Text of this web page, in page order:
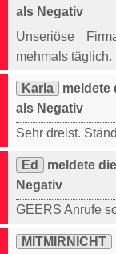
als Negativ
Unseriöse
mehmals täglich.
Karla
meldete
als Negativ
Sehr dreist.
Ed
meldete
Negativ
GEERS Anrufe
MITMIRNICHT